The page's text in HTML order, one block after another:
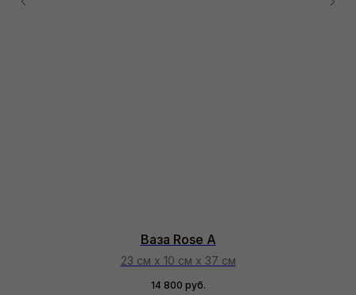
Ваза Rose A
23 см х 10 см х 37 см
14 800 руб.